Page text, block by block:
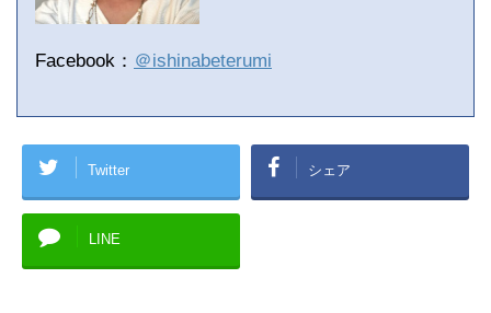
Facebook： ＠ishinabeterumi
Twitter シェア
LINE